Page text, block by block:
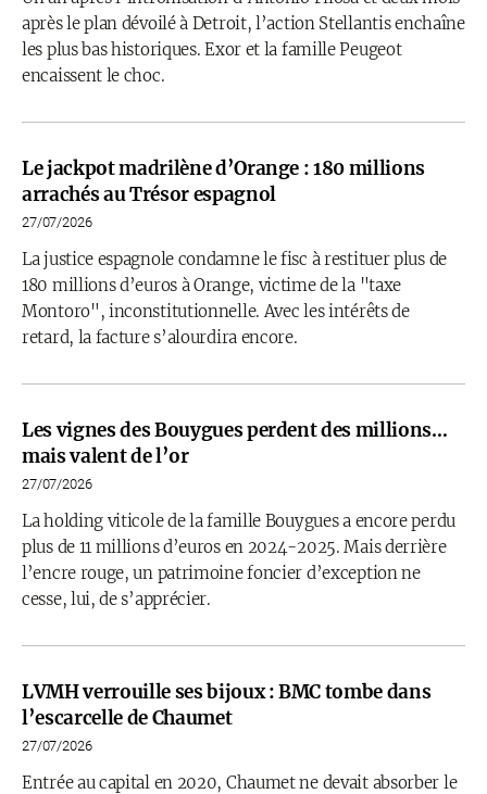
après le plan dévoilé à Detroit, l’action Stellantis enchaîne
les plus bas historiques. Exor et la famille Peugeot
encaissent le choc.
Le jackpot madrilène d’Orange : 180 millions
arrachés au Trésor espagnol
27/07/2026
La justice espagnole condamne le fisc à restituer plus de
180 millions d’euros à Orange, victime de la "taxe
Montoro", inconstitutionnelle. Avec les intérêts de
retard, la facture s’alourdira encore.
Les vignes des Bouygues perdent des millions…
mais valent de l’or
27/07/2026
La holding viticole de la famille Bouygues a encore perdu
plus de 11 millions d’euros en 2024-2025. Mais derrière
l’encre rouge, un patrimoine foncier d’exception ne
cesse, lui, de s’apprécier.
LVMH verrouille ses bijoux : BMC tombe dans
l’escarcelle de Chaumet
27/07/2026
Entrée au capital en 2020, Chaumet ne devait absorber le